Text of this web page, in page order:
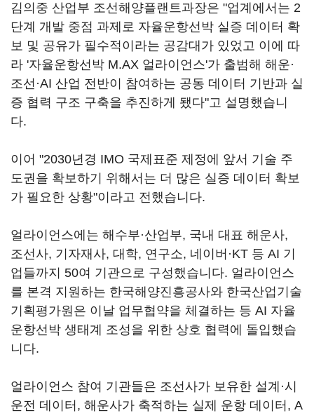
김의중 산업부 조선해양플랜트과장은 "업계에서는 2
단계 개발 중점 과제로 자율운항선박 실증 데이터 확
보 및 공유가 필수적이라는 공감대가 있었고 이에 따
라 '자율운항선박 M.AX 얼라이언스'가 출범해 해운·
조선·AI 산업 전반이 참여하는 공동 데이터 기반과 실
증 협력 구조 구축을 추진하게 됐다"고 설명했습니
다.
이어 "2030년경 IMO 국제표준 제정에 앞서 기술 주
도권을 확보하기 위해서는 더 많은 실증 데이터 확보
가 필요한 상황"이라고 전했습니다.
얼라이언스에는 해수부·산업부, 국내 대표 해운사,
조선사, 기자재사, 대학, 연구소, 네이버·KT 등 AI 기
업들까지 50여 기관으로 구성했습니다. 얼라이언스
를 본격 지원하는 한국해양진흥공사와 한국산업기술
기획평가원은 이날 업무협약을 체결하는 등 AI 자율
운항선박 생태계 조성을 위한 상호 협력에 돌입했습
니다.
얼라이언스 참여 기관들은 조선사가 보유한 설계·시
운전 데이터, 해운사가 축적하는 실제 운항 데이터, A